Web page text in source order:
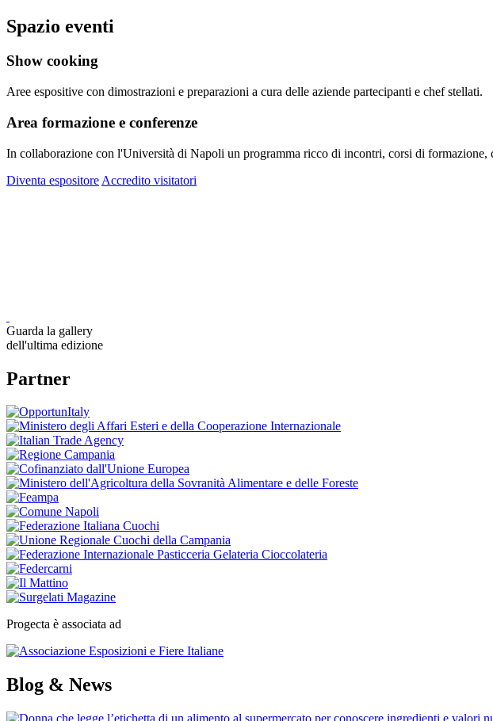
Spazio eventi
Show cooking
Aree espositive con dimostrazioni e preparazioni a cura delle aziende partecipanti e chef stellati.
Area formazione e conferenze
In collaborazione con l'Università di Napoli un programma ricco di incontri, corsi di formazione,
Diventa espositore Accredito visitatori
Guarda la gallery
dell'ultima edizione
Partner
Progecta è associata ad
Blog & News